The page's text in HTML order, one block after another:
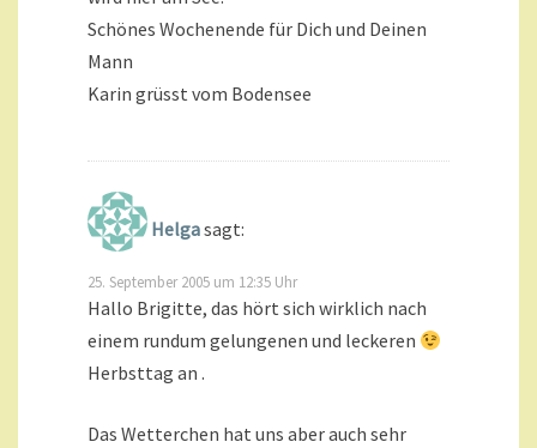
Schönes Wochenende für Dich und Deinen
Mann
Karin grüsst vom Bodensee
Helgasagt:
25. September 2005 um 12:35 Uhr
Hallo Brigitte, das hört sich wirklich nach
einem rundum gelungenen und leckeren
Herbsttag an .
Das Wetterchen hat uns aber auch sehr